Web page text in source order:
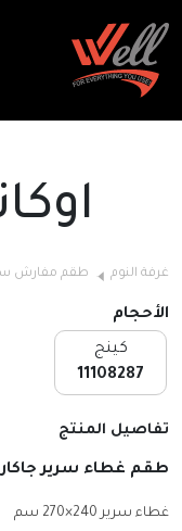
غرفة النوم طقم مفارش
الأحجام
كينج
11108287
تفاصيل المنتج
طقم غطاء سرير جاكار 7 قطع
غطاء سرير 240×270 سم